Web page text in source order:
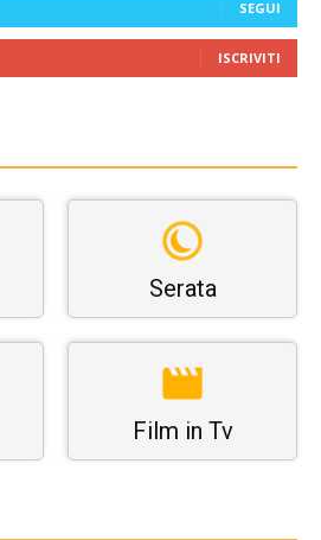
SEGUI
ISCRIVITI
Serata
Film in Tv